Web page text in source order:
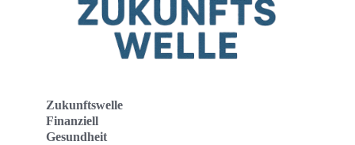
Zukunftswelle
Finanziell
Gesundheit